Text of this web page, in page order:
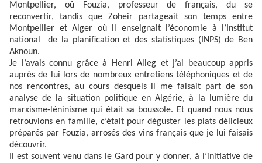
Montpellier, oû Fouzia, professeur de français, du se
reconvertir, tandis que Zoheir partageait son temps entre
Montpellier et Alger où il enseignait l’économie à l’Institut
national de la planification et des statistiques (INPS) de Ben
Aknoun.
Je l’avais connu grâce à Henri Alleg et j’ai beaucoup appris
auprès de lui lors de nombreux entretiens téléphoniques et de
nos rencontres, au cours desquels il me faisait part de son
analyse de la situation politique en Algérie, à la lumière du
marxisme-léninisme qui était sa boussole. Et quand nous nous
retrouvions en famille, c’était pour déguster les plats délicieux
préparés par Fouzia, arrosés des vins français que je lui faisais
découvrir.
Il est souvent venu dans le Gard pour y donner, à l’initiative de